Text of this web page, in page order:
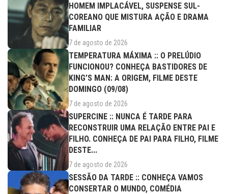
HOMEM IMPLACÁVEL, SUSPENSE SUL-
COREANO QUE MISTURA AÇÃO E DRAMA
FAMILIAR
7 de agosto de 2026
TEMPERATURA MÁXIMA :: O PRELÚDIO
FUNCIONOU? CONHEÇA BASTIDORES DE
KING’S MAN: A ORIGEM, FILME DESTE
DOMINGO (09/08)
7 de agosto de 2026
SUPERCINE :: NUNCA É TARDE PARA
RECONSTRUIR UMA RELAÇÃO ENTRE PAI E
FILHO. CONHEÇA DE PAI PARA FILHO, FILME
DESTE...
7 de agosto de 2026
SESSÃO DA TARDE :: CONHEÇA VAMOS
CONSERTAR O MUNDO, COMÉDIA